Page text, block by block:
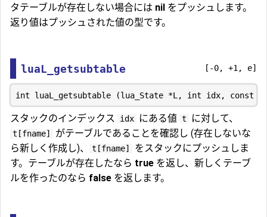
タテーブルが存在しない場合には nil をプッシュします。
返り値はプッシュされた値の型です。
luaL_getsubtable [-0, +1, e]
スタックのインデックス idx にある値 t に対して、
t[fname]
がテーブルであることを確認し (存在しないな
ら新しく作成し)、
t[fname]
をスタックにプッシュしま
す。テーブルが存在したなら true を返し、新しくテーブ
ルを作ったのなら false を返します。